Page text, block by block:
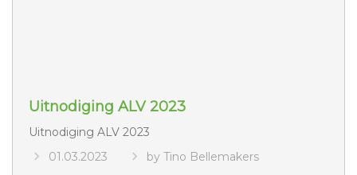
Uitnodiging ALV 2023
Uitnodiging ALV 2023
01.03.2023
by Tino Bellemakers